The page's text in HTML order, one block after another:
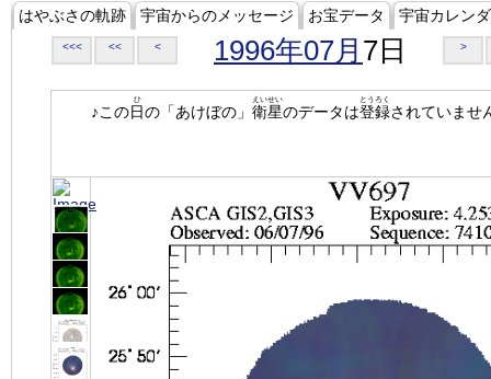
はやぶさの軌跡 宇宙からのメッセージ お宝データ 宇宙カレン
<<< << < 1996年07月 7日 >
♪この日
ひ
の「あけぼの」 衛星
えいせい
のデータは登録
とうろく
されていませ